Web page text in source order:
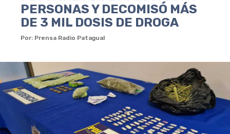
PERSONAS Y DECOMISÓ MÁS
DE 3 MIL DOSIS DE DROGA
Por: Prensa Radio Patagual